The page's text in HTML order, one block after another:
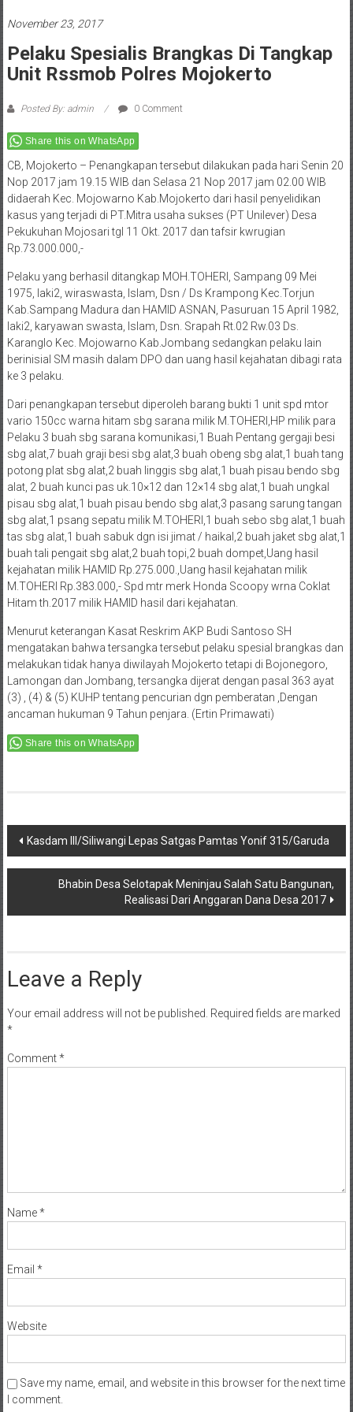
November 23, 2017
Pelaku Spesialis Brangkas Di Tangkap
Unit Rssmob Polres Mojokerto
Posted By: admin 0 Comment
Share this on WhatsApp
CB, Mojokerto – Penangkapan tersebut dilakukan pada hari Senin 20
Nop 2017 jam 19.15 WIB dan Selasa 21 Nop 2017 jam 02.00 WIB
didaerah Kec. Mojowarno Kab.Mojokerto dari hasil penyelidikan
kasus yang terjadi di PT.Mitra usaha sukses (PT Unilever) Desa
Pekukuhan Mojosari tgl 11 Okt. 2017 dan tafsir kwrugian
Rp.73.000.000,-
Pelaku yang berhasil ditangkap MOH.TOHERI, Sampang 09 Mei
1975, laki2, wiraswasta, Islam, Dsn / Ds Krampong Kec.Torjun
Kab.Sampang Madura dan HAMID ASNAN, Pasuruan 15 April 1982,
laki2, karyawan swasta, Islam, Dsn. Srapah Rt.02 Rw.03 Ds.
Karanglo Kec. Mojowarno Kab.Jombang sedangkan pelaku lain
berinisial SM masih dalam DPO dan uang hasil kejahatan dibagi rata
ke 3 pelaku.
Dari penangkapan tersebut diperoleh barang bukti 1 unit spd mtor
vario 150cc warna hitam sbg sarana milik M.TOHERI,HP milik para
Pelaku 3 buah sbg sarana komunikasi,1 Buah Pentang gergaji besi
sbg alat,7 buah graji besi sbg alat,3 buah obeng sbg alat,1 buah tang
potong plat sbg alat,2 buah linggis sbg alat,1 buah pisau bendo sbg
alat, 2 buah kunci pas uk.10×12 dan 12×14 sbg alat,1 buah ungkal
pisau sbg alat,1 buah pisau bendo sbg alat,3 pasang sarung tangan
sbg alat,1 psang sepatu milik M.TOHERI,1 buah sebo sbg alat,1 buah
tas sbg alat,1 buah sabuk dgn isi jimat / haikal,2 buah jaket sbg alat,1
buah tali pengait sbg alat,2 buah topi,2 buah dompet,Uang hasil
kejahatan milik HAMID Rp.275.000.,Uang hasil kejahatan milik
M.TOHERI Rp.383.000,- Spd mtr merk Honda Scoopy wrna Coklat
Hitam th.2017 milik HAMID hasil dari kejahatan.
Menurut keterangan Kasat Reskrim AKP Budi Santoso SH
mengatakan bahwa tersangka tersebut pelaku spesial brangkas dan
melakukan tidak hanya diwilayah Mojokerto tetapi di Bojonegoro,
Lamongan dan Jombang, tersangka dijerat dengan pasal 363 ayat
(3) , (4) & (5) KUHP tentang pencurian dgn pemberatan ,Dengan
ancaman hukuman 9 Tahun penjara. (Ertin Primawati)
Share this on WhatsApp
Post
navigation
Kasdam III/Siliwangi Lepas Satgas Pamtas Yonif 315/Garuda
Bhabin Desa Selotapak Meninjau Salah Satu Bangunan,
Realisasi Dari Anggaran Dana Desa 2017
Leave a Reply
Your email address will not be published. Required fields are marked
*
Comment*
Name*
Email *
Website
Save my name, email, and website in this browser for the next time
I comment.